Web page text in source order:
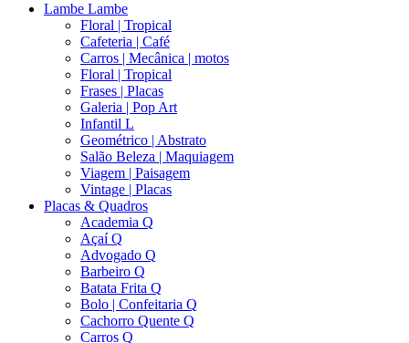
Lambe Lambe
Floral | Tropical
Cafeteria | Café
Carros | Mecânica | motos
Floral | Tropical
Frases | Placas
Galeria | Pop Art
Infantil L
Geométrico | Abstrato
Salão Beleza | Maquiagem
Viagem | Paisagem
Vintage | Placas
Placas & Quadros
Academia Q
Açaí Q
Advogado Q
Barbeiro Q
Batata Frita Q
Bolo | Confeitaria Q
Cachorro Quente Q
Carros Q